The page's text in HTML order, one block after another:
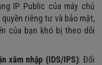
IP Public của máy chủ
riêng tư và bảo mật,
của bạn khó bị theo dõi
xâm nhập (IDS/IPS): Đối